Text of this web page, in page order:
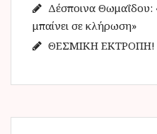
Δέσποινα Θωμαΐδου:
μπαίνει σε κλήρωση»
ΘΕΣΜΙΚΗ ΕΚΤΡΟΠΗ!